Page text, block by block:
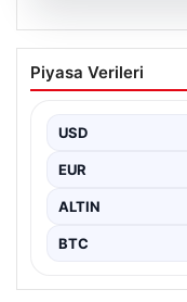
Ertuğrul
Transferi
Mısırlı futbolcu
hakkında…
Piyasa Verileri
USD
EUR
ALTIN
BTC